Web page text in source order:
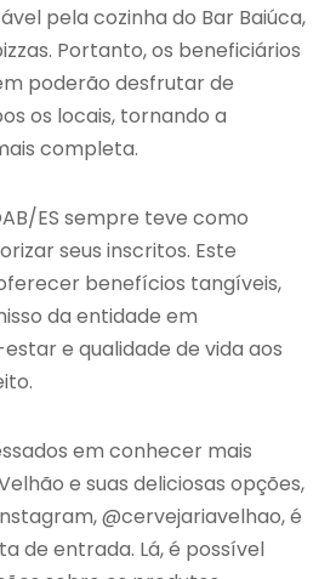
pela cozinha do Bar Baiúca,
Portanto, os beneficiários
poderão desfrutar de
os locais, tornando a
completa.
ES sempre teve como
seus inscritos. Este
benefícios tangíveis,
da entidade em
e qualidade de vida aos
em conhecer mais
e suas deliciosas opções,
@cervejariavelhao, é
de entrada. Lá, é possível